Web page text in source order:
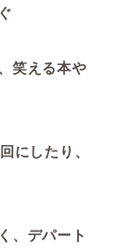
笑える本や
にしたり、
、デパート